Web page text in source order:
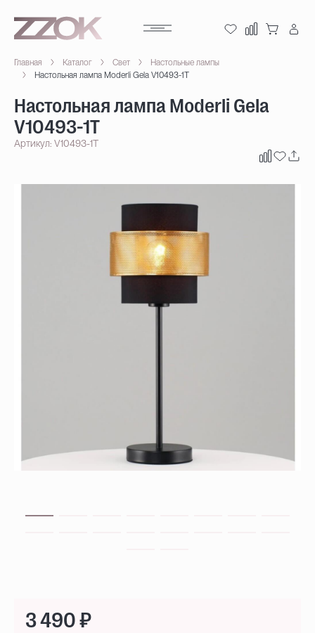
Главная Каталог Свет
Настольные лампы
Настольная лампа Moderli Gela V10493-1T
Настольная лампа Moderli Gela
V10493-1T
Артикул: V10493-1T
3 490 ₽